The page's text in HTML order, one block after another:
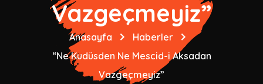
Vazgeçmeyiz”
Anasayfa
Haberler
“Ne Kudüsden Ne Mescid-i Aksadan
Vazgeçmeyiz”